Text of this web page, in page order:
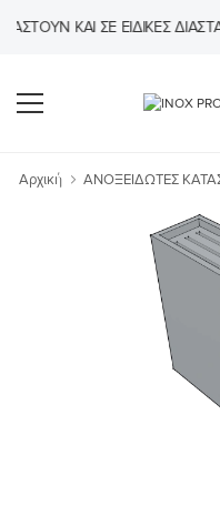
ΚΑΙ ΣΕ ΕΙΔΙΚΈΣ
Αρχική ΑΝΟΞΕΙΔΩΤΕΣ